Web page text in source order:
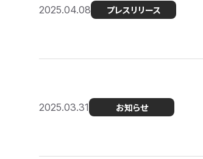
2025.04.08 プレスリリース
2025.03.31 お知らせ